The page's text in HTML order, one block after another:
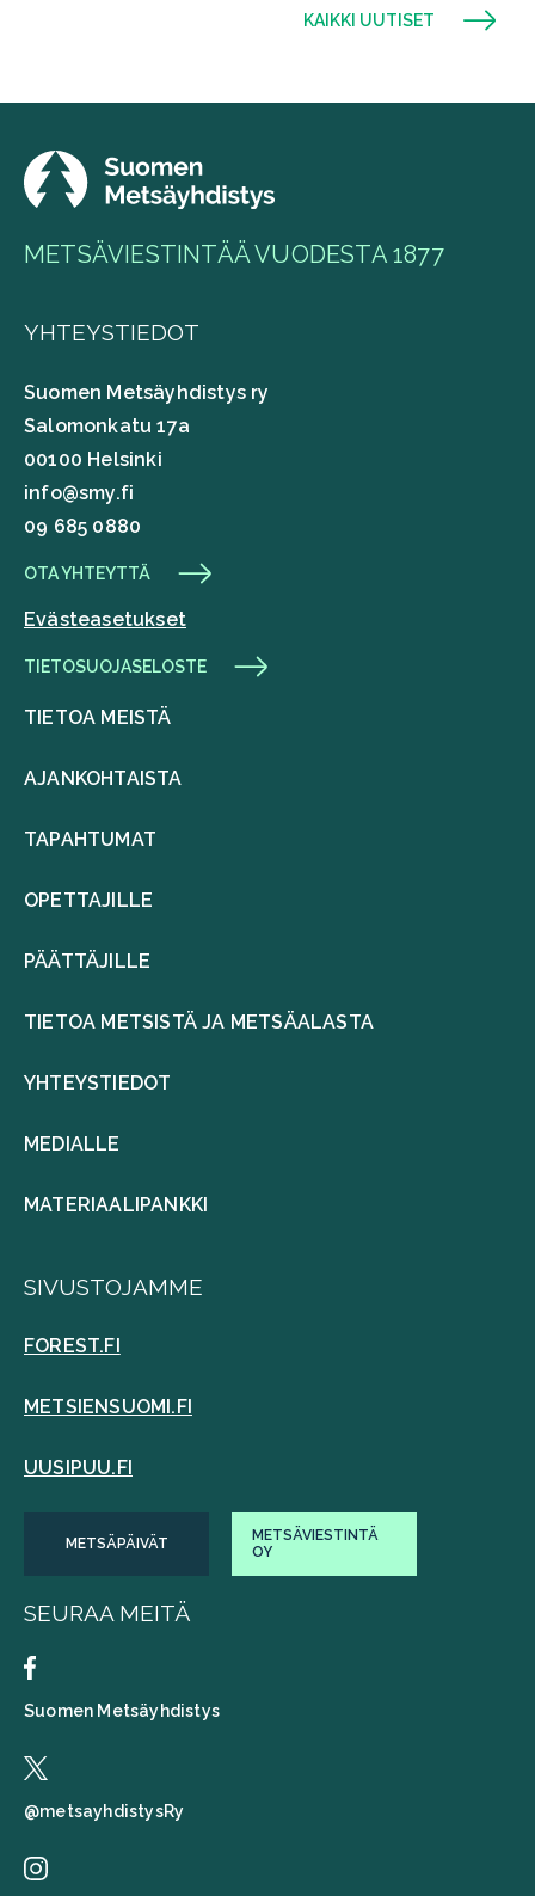
KAIKKI UUTISET
METSÄVIESTINTÄÄ VUODESTA 1877
YHTEYSTIEDOT
Suomen Metsäyhdistys ry
Salomonkatu 17a
00100 Helsinki
info@smy.fi
09 685 0880
OTA YHTEYTTÄ
Evästeasetukset
TIETOSUOJASELOSTE
TIETOA MEISTÄ
AJANKOHTAISTA
TAPAHTUMAT
OPETTAJILLE
PÄÄTTÄJILLE
TIETOA METSISTÄ JA METSÄALASTA
YHTEYSTIEDOT
MEDIALLE
MATERIAALIPANKKI
SIVUSTOJAMME
FOREST.FI
METSIENSUOMI.FI
UUSIPUU.FI
METSÄPÄIVÄT
METSÄVIESTINTÄ
OY
SEURAA MEITÄ
Suomen Metsäyhdistys
@metsayhdistysRy